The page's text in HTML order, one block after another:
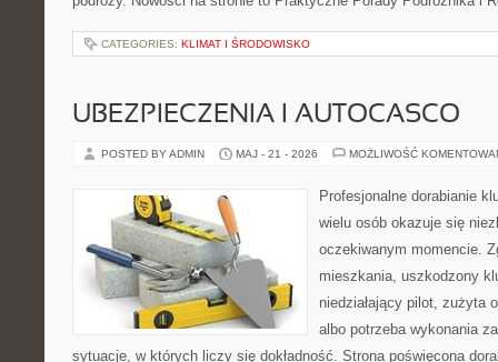
CATEGORIES: KLIMAT I ŚRODOWISKO
UBEZPIECZENIA I AUTOCASCO
POSTED BY ADMIN MAJ - 21 - 2026 MOŻLIWOŚĆ
Profesjonalne dorabianie
wielu osób okazuje się
oczekiwanym momencie.
mieszkania, uszkodzony
niedziałający pilot, zużyta
albo potrzeba wykonania
sytuacje, w których liczy się dokładność. Strona poświęcona